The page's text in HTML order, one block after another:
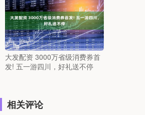
大发配资 3000万省级消费券首
发! 五一游四川，好礼送不停
相关评论